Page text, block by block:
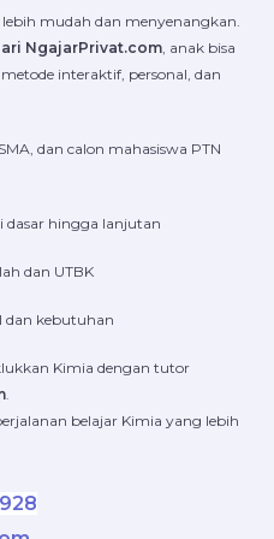
mudah dan menyenangkan.
NgajarPrivat.com , anak bisa
interaktif, personal, dan
dan calon mahasiswa PTN
dasar hingga lanjutan
dan UTBK
dan kebutuhan
Kimia dengan tutor
belajar Kimia yang lebih